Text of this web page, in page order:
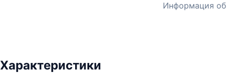
Информация об
Характеристики